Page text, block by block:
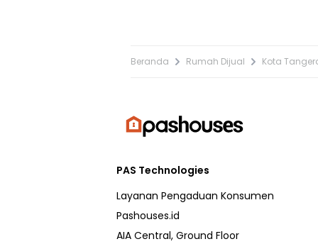
Beranda Rumah Dijual Kota
PAS Technologies
Layanan Pengaduan Konsumen
Pashouses.id
AIA Central, Ground Floor